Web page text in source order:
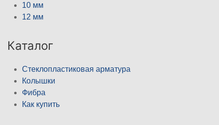
10 мм
12 мм
Каталог
Стеклопластиковая арматура
Колышки
Фибра
Как купить